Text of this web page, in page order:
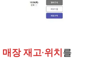
매장 재고·위치를